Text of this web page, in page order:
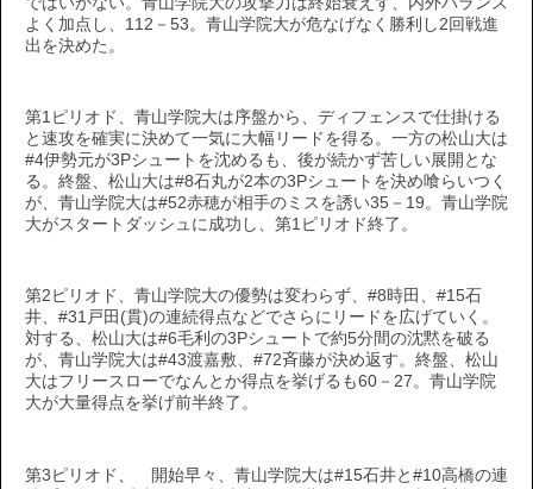
よく加点し、112－53。青山学院大が危なげなく勝利し2回戦進
出を決めた。
第1ピリオド、青山学院大は序盤から、ディフェンスで仕掛ける
と速攻を確実に決めて一気に大幅リードを得る。一方の松山大は
#4伊勢元が3Pシュートを沈めるも、後が続かず苦しい展開とな
る。終盤、松山大は#8石丸が2本の3Pシュートを決め喰らいつく
が、青山学院大は#52赤穂が相手のミスを誘い35－19。青山学院
大がスタートダッシュに成功し、第1ピリオド終了。
第2ピリオド、青山学院大の優勢は変わらず、#8時田、#15石
井、#31戸田(貫)の連続得点などでさらにリードを広げていく。
対する、松山大は#6毛利の3Pシュートで約5分間の沈黙を破る
が、青山学院大は#43渡嘉敷、#72斉藤が決め返す。終盤、松山
大はフリースローでなんとか得点を挙げるも60－27。青山学院
大が大量得点を挙げ前半終了。
第3ピリオド、 開始早々、青山学院大は#15石井と#10高橋の連